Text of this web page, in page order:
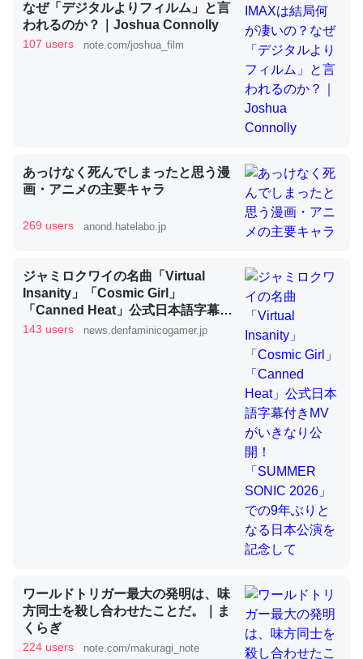
昆虫ってカルシウム少ないのか。知らんかった。調べたら
コオロギのカルシウム分はエビの600分の1程度。
─ニュース :: 【研究発表】昆虫学の大問題＝「昆虫はなぜ海にいな
論文では「淡水はカルシウムも酸素も不足してて両方に不
利だから両方が拮抗してるのでは」とあって面白い。海に
いる鋏角類（カブトガニ・ウミグモ）はカルシウムを使わ
ずキチンを強化してる筈だが、酵素が違うのか？
いのか」に関する新仮説
これを元に考えるとカルシウムを大量に使う脊椎動物と貝
類は苦労してるんだな…。腹足類だと殻を無くしてナメク
─ニュース :: 【研究発表】昆虫学の大問題＝「昆虫はなぜ海にいな
ウチもEchoを実家に置いて４年。でたまに覗いてる。ぼ
位置情報を共有してる。電池残量や充電中かが分かるので
これ見て生きてるなって分かる。
─たまにLINEするくらいだった遠方の父67歳と僕。ITツール導入で
コミュニケーションが劇的に変化した｜tayorini by LIFULL介護
なぜ「デジタルよりフィルム」と言
われるのか？｜Joshua Connolly
107 users note.com/joshua_film
あっけなく死んでしまったと思う漫
画・アニメの主要キャラ
269 users anond.hatelabo.jp
ジャミロクワイの名曲「Virtual
Insanity」「Cosmic Girl」
「Canned Heat」公式日本語字幕付
きMVがいきなり公開！「SUMMER
143 users news.denfaminicogamer.jp
ワールドトリガー最大の発明は、味
方同士を殺し合わせたことだ。｜ま
くらぎ
224 users note.com/makuragi_note